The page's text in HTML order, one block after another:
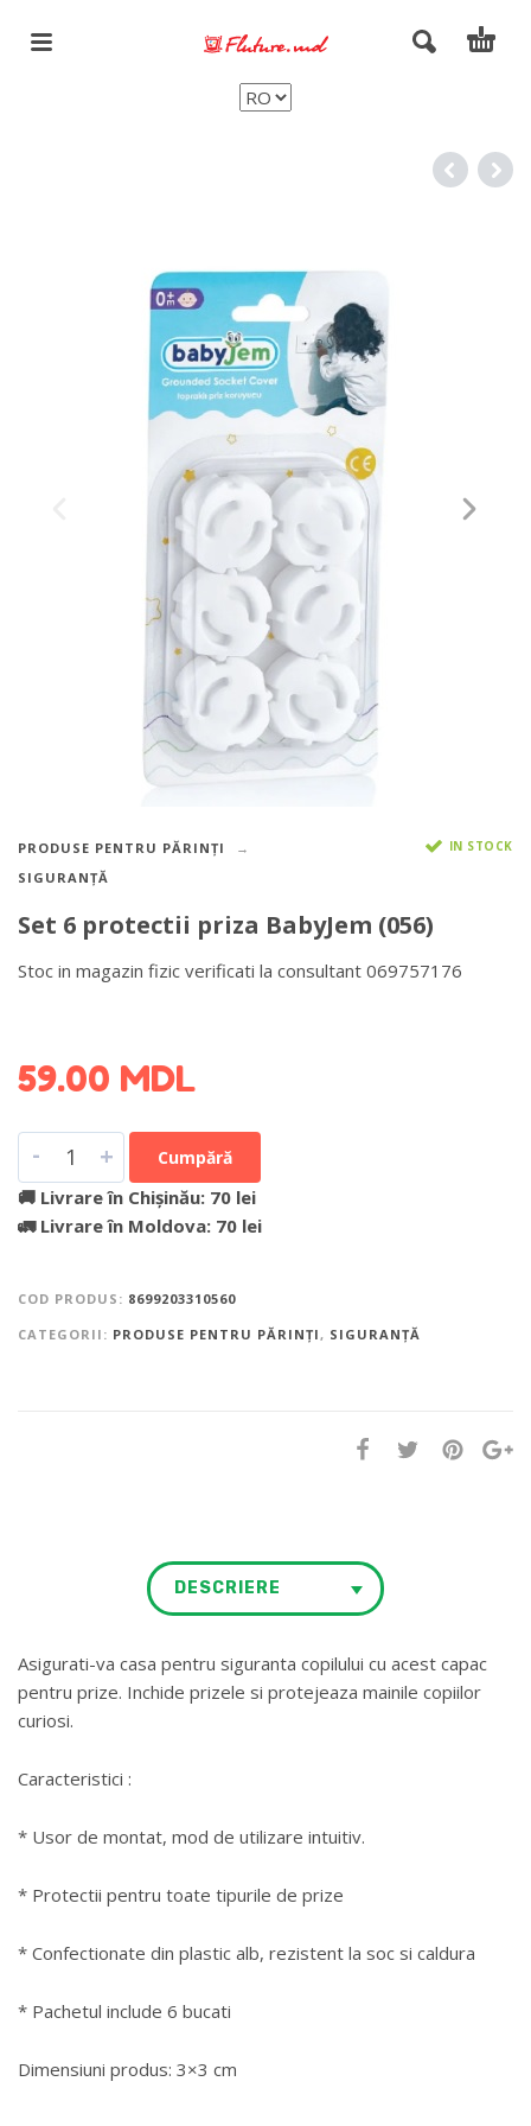
PRODUSE PENTRU PĂRINȚI
SIGURANȚĂ
IN STOCK
Set 6 protectii priza BabyJem (056)
Stoc in magazin fizic verificati la consultant 069757176
59.00 MDL
- + Cumpără
🚚 Livrare în Chișinău: 70 lei
🚛 Livrare în Moldova: 70 lei
COD PRODUS: 8699203310560
CATEGORII: PRODUSE PENTRU PĂRINȚI , SIGURANȚĂ
DESCRIERE
Asigurati-va casa pentru siguranta copilului cu acest capac
pentru prize. Inchide prizele si protejeaza mainile copiilor
curiosi.
Caracteristici :
* Usor de montat, mod de utilizare intuitiv.
* Protectii pentru toate tipurile de prize
* Confectionate din plastic alb, rezistent la soc si caldura
* Pachetul include 6 bucati
Dimensiuni produs: 3×3 cm